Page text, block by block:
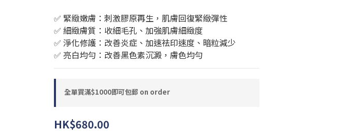
✅ 緊緻嫩膚：刺激膠原再生，肌膚回復緊緻彈性
✅ 細緻膚質：收細毛孔、加強肌膚細緻度
✅ 淨化修護：改善炎症、加速祛印速度、暗粒減少
✅ 亮白均勻：改善黑色素沉澱，膚色均勻
全單買滿$1000即可包郵 on order
HK$680.00